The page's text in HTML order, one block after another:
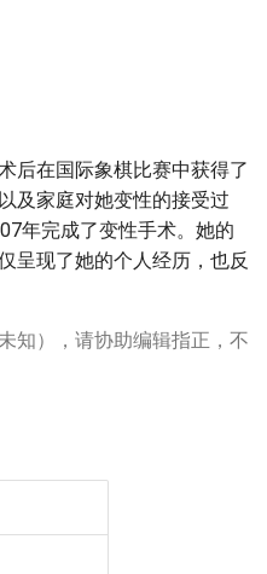
后在国际象棋比赛中获得了
及家庭对她变性的接受过
年完成了变性手术。她的
呈现了她的个人经历，也反
知），请协助编辑指正，不